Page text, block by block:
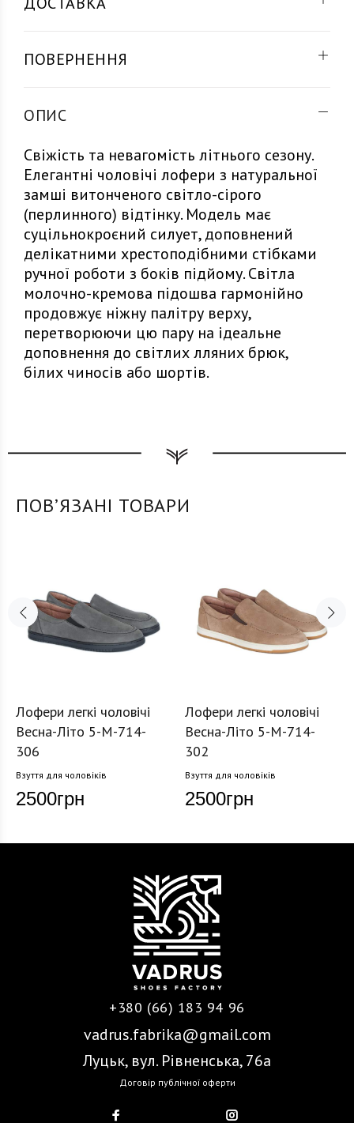
ПОВЕРНЕННЯ
ОПИС
Свіжість та невагомість літнього сезону.
Елегантні чоловічі лофери з натуральної
замші витонченого світло-сірого
(перлинного) відтінку. Модель має
суцільнокроєний силует, доповнений
делікатними хрестоподібними стібками
ручної роботи з боків підйому. Світла
молочно-кремова підошва гармонійно
продовжує ніжну палітру верху,
перетворюючи цю пару на ідеальне
доповнення до світлих лляних брюк,
білих чиносів або шортів.
ПОВʼЯЗАНІ ТОВАРИ
Лофери легкі чоловічі
Весна-Літо 5-M-714-
306
Взуття для чоловіків
2500грн
Лофери легкі чоловічі
Весна-Літо 5-M-714-
302
Взуття для чоловіків
2500грн
+380 (66) 183 94 96
vadrus.fabrika@gmail.com
Луцьк, вул. Рівненська, 76а
Договір публічної оферти